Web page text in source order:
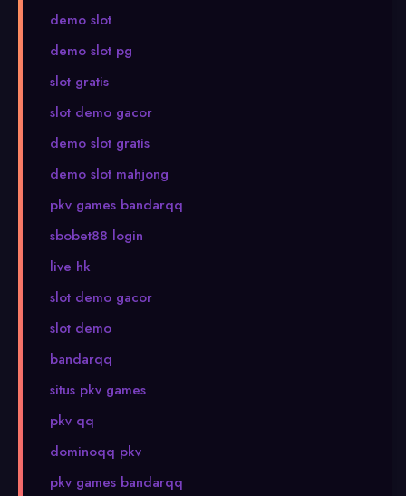
demo slot
demo slot pg
slot gratis
slot demo gacor
demo slot gratis
demo slot mahjong
pkv games bandarqq
sbobet88 login
live hk
slot demo gacor
slot demo
bandarqq
situs pkv games
pkv qq
dominoqq pkv
pkv games bandarqq